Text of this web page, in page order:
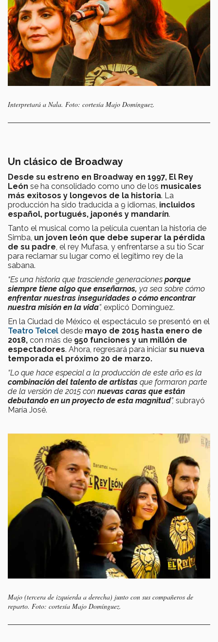
Interpretará a Nala. Foto: cortesía Majo Domínguez.
Un clásico de Broadway
Desde su estreno en Broadway en 1997, El Rey
León se ha consolidado como uno de los musicales
más exitosos y longevos de la historia. La
producción ha sido traducida a 9 idiomas, incluidos
español, portugués, japonés y mandarín.
Tanto el musical como la película cuentan la historia de
Simba, un joven león que debe superar la pérdida
de su padre, el rey Mufasa, y enfrentarse a su tío Scar
para reclamar su lugar como el legítimo rey de la
sabana.
“Es una historia que trasciende generaciones porque
siempre tiene algo que enseñarnos, ya sea sobre cómo
enfrentar nuestras inseguridades o cómo encontrar
nuestra misión en la vida”, explicó Domínguez.
En la Ciudad de México el espectáculo se presentó en el
Teatro Telcel desde mayo de 2015 hasta enero de
2018, con más de 950 funciones y un millón de
espectadores. Ahora, regresará para iniciar su nueva
temporada el próximo 20 de marzo.
“Lo que hace especial a la producción de este año es la
combinación del talento de artistas que formaron parte
de la versión de 2015 con nuevas caras que están
debutando en un proyecto de esta magnitud”, subrayó
María José.
Majo (tercera de izquierda a derecha) junto con sus compañeros de
reparto. Foto: cortesía Majo Domínguez.